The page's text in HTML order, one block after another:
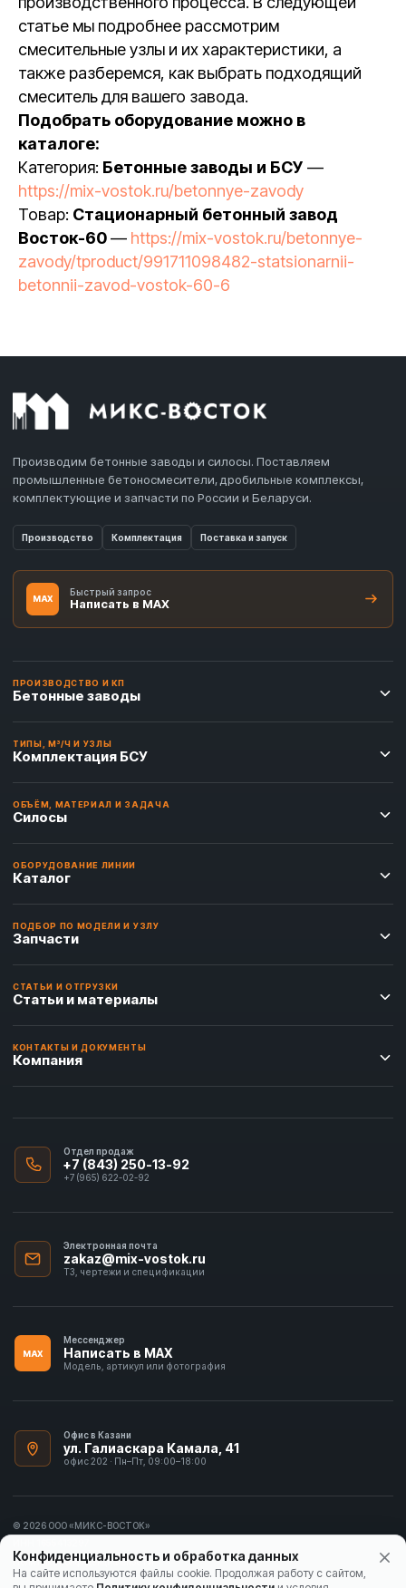
статье мы подробнее рассмотрим
смесительные узлы и их характеристики, а
также разберемся, как выбрать подходящий
смеситель для вашего завода.
Подобрать оборудование можно в
каталоге:
Категория: Бетонные заводы и БСУ —
https://mix-vostok.ru/betonnye-zavody
Товар: Стационарный бетонный завод
Восток-60— https://mix-vostok.ru/betonnye-
zavody/tproduct/991711098482-statsionarnii-
betonnii-zavod-vostok-60-6
Производим бетонные заводы и силосы. Поставляем
промышленные бетоносмесители, дробильные комплексы,
комплектующие и запчасти по России и Беларуси.
Производство Комплектация Поставка и запуск
MAX
Быстрый запрос
Написать в MAX
ПРОИЗВОДСТВО И КП
Бетонные заводы
ТИПЫ, М³/Ч И УЗЛЫ
Комплектация БСУ
ОБЪЁМ, МАТЕРИАЛ И ЗАДАЧА
Силосы
ОБОРУДОВАНИЕ ЛИНИИ
Каталог
ПОДБОР ПО МОДЕЛИ И УЗЛУ
Запчасти
СТАТЬИ И ОТГРУЗКИ
Статьи и материалы
КОНТАКТЫ И ДОКУМЕНТЫ
Компания
Отдел продаж
+7 (843) 250-13-92
+7 (965) 622-02-92
Электронная почта
zakaz@mix-vostok.ru
ТЗ, чертежи и спецификации
MAX
Мессенджер
Написать в MAX
Модель, артикул или фотография
Офис в Казани
ул. Галиаскара Камала, 41
офис 202 · Пн–Пт, 09:00–18:00
© 2026 ООО «МИКС-ВОСТОК»
Политика конфиденциальности
Конфиденциальность и обработка данных
На сайте используются файлы cookie. Продолжая работу с сайтом,